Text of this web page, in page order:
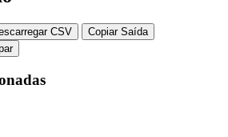
CSV
Copiar Saída